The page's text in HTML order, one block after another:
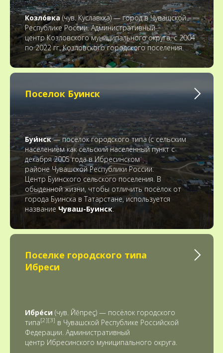
Козло́вка (чув. Куславкка) — город в Чувашской
Республике России. Административный
центр Козловского муниципального округа, с 2004
по 2022 гг. Козловского городского поселения.
Поселок Буинск
Буи́нск— посёлок городского типа (с сельским
населением как сельский населённый пункт с
декабря 2005 года в Ибресинском
районе Чувашской Республики России.
Центр Буинского сельского поселения. В
обыденной жизни, чтобы отличить посёлок от
города Буинска в Татарстане, используется
название Чуваш-Буинск.
Поселке городского типа
Ибреси
Ибре́си (чув. Йĕпреç) — посёлок городского
типа[2][3] в Чувашской Республике Российской
Федерации. Административный
центр Ибресинского муниципального округа.